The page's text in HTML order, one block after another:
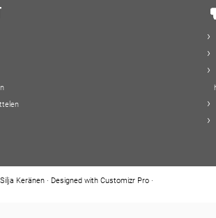
Silja Keränen· Designed with Customizr Pro·